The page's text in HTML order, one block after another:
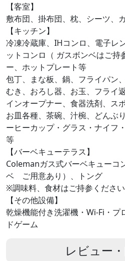
【客室】
敷布団、掛布団、枕、シーツ、
【キッチン】
冷凍冷蔵庫、IHコンロ、電子レ
ットコンロ（ ガスボンベはご持
ー、ホットプレート等
包丁、まな板、鍋、フライパン
むき、おろし器、お玉、フライ
インオープナー、食器洗剤、ス
お皿各種、茶碗、汁椀、どんぶ
ーヒーカップ・グラス・ナイフ
等
【バーベキューテラス】
Colemanガス式バーベキューコ
ベ ご用意あり）、トング
※調味料、食材はご持参ください
【その他設備】
乾燥機能付き洗濯機・Wi-Fi・プ
ドゲーム
レビュー